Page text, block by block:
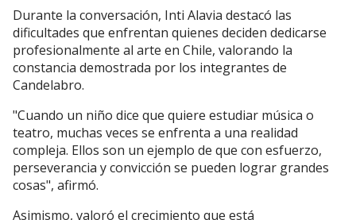
Durante la conversación, Inti Alavia destacó las
dificultades que enfrentan quienes deciden dedicarse
profesionalmente al arte en Chile, valorando la
constancia demostrada por los integrantes de
Candelabro.
"Cuando un niño dice que quiere estudiar música o
teatro, muchas veces se enfrenta a una realidad
compleja. Ellos son un ejemplo de que con esfuerzo,
perseverancia y convicción se pueden lograr grandes
cosas", afirmó.
Asimismo, valoró el crecimiento que está